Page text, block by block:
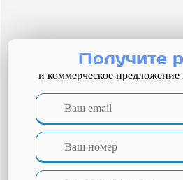
Дзержинск
Добрянка
Елабуга
Заволжье
Заречный
Зеленодольск
Ишимбай
Йошкар-Ола
Получите
и коммерческое предложение